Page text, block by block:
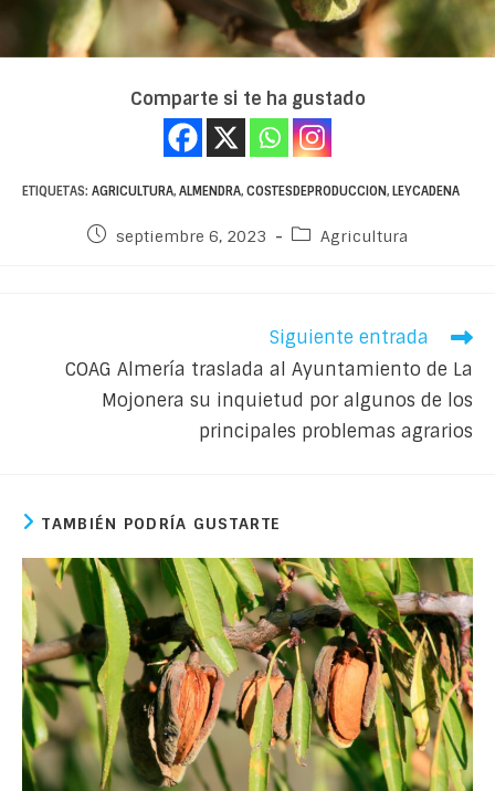
Comparte si te ha gustado
ETIQUETAS: AGRICULTURA, ALMENDRA, COSTESDEPRODUCCION, LEYCADENA
septiembre 6, 2023 Agricultura
Siguiente entrada
COAG Almería traslada al Ayuntamiento de La
Mojonera su inquietud por algunos de los
principales problemas agrarios
TAMBIÉN PODRÍA GUSTARTE